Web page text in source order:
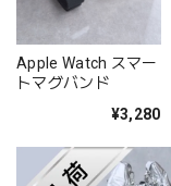
Apple Watch スマー
トマグバンド
¥3,280